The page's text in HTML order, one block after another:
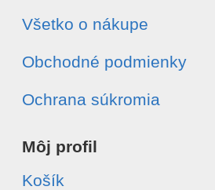
Všetko o nákupe
Obchodné podmienky
Ochrana súkromia
Môj profil
Košík